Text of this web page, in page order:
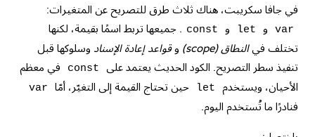
في جافا سكريبت، هناك ثلاث طرق للتصريح عن المتغيرات:
var و let و const . جميعها تربط اسمًا بقيمة، لكنها
تختلف فيالنطاق (scope) وقواعد إعادة الإسناد وسلوكها قبل
تنفيذ سطر التصريح. الكود الحديث يعتمد على
const
في معظم
الأحيان، ويستخدم
let حين تحتاج القيمة إلى التغيّر، أمّا var
فنادرًا ما تُستخدم اليوم.